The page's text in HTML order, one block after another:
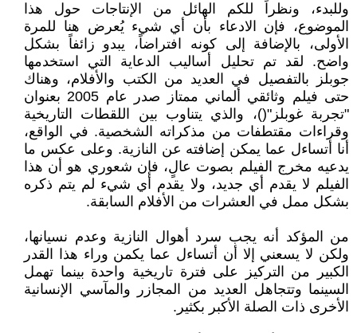
وللبدء، ونظراً للكم الهائل من الإنتاجات حول هذا
الموضوع، فإن الادعاء بأن أي شيء يُعرض هنا للمرة
الأولى، بالإضافة إلى كونه افتراضاً، يبدو زائفاً بشكل
واضح. لقد تم تحليل أساليب الدعاية التي استخدمها
جوبلز بالتفصيل في العديد من الكتب والأفلام، وهناك
حتى فيلم وثائقي ألماني ممتاز صدر عام 2005 بعنوان
"تجربة غوبلز"()، والذي يتناوب بين اللقطات التاريخية
وقراءات مقتطفات من مذكراته الشخصية. في الواقع،
أنا أتساءل عما يمكن إضافته عن النازية. وعلى عكس ما
يدعيه مخرج الفيلم بصوت عالٍ، فإن شعوري هو أن هذا
الفيلم لا يقدم أي جديد، ولا يقدم أي شيء لم يتم ذكره
بشكل ممل في العشرات من الأفلام السابقة.
من المؤكد أنه يجب سرد أهوال النازية وعدم نسيانها،
ولكن لا يسعني إلا أن أتساءل عما يكمن وراء هذا القدر
الكبير من التركيز على فترة تاريخية واحدة بينما تهمل
السينما وتتجاهل العديد من المجازر والمآسي الإنسانية
الأخرى ذات الصلة الأكبر بكثير.